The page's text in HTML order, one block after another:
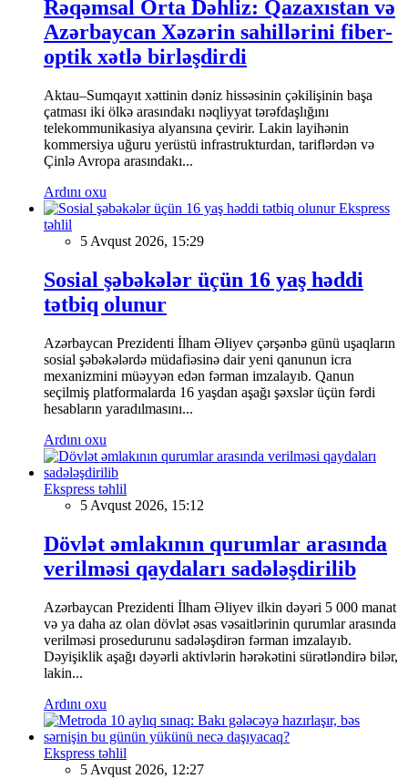
Rəqəmsal Orta Dəhliz: Qazaxıstan və
Azərbaycan Xəzərin sahillərini fiber-
optik xətlə birləşdirdi
Aktau–Sumqayıt xəttinin dəniz hissəsinin çəkilişinin başa
çatması iki ölkə arasındakı nəqliyyat tərəfdaşlığını
telekommunikasiya alyansına çevirir. Lakin layihənin
kommersiya uğuru yerüstü infrastrukturdan, tariflərdən və
Çinlə Avropa arasındakı...
Ardını oxu
Ekspress
təhlil
5 Avqust 2026, 15:29
Sosial şəbəkələr üçün 16 yaş həddi
tətbiq olunur
Azərbaycan Prezidenti İlham Əliyev çərşənbə günü uşaqların
sosial şəbəkələrdə müdafiəsinə dair yeni qanunun icra
mexanizmini müəyyən edən fərman imzalayıb. Qanun
seçilmiş platformalarda 16 yaşdan aşağı şəxslər üçün fərdi
hesabların yaradılmasını...
Ardını oxu
Ekspress təhlil
5 Avqust 2026, 15:12
Dövlət əmlakının qurumlar arasında
verilməsi qaydaları sadələşdirilib
Azərbaycan Prezidenti İlham Əliyev ilkin dəyəri 5 000 manat
və ya daha az olan dövlət əsas vəsaitlərinin qurumlar arasında
verilməsi prosedurunu sadələşdirən fərman imzalayıb.
Dəyişiklik aşağı dəyərli aktivlərin hərəkətini sürətləndirə bilər,
lakin...
Ardını oxu
Ekspress təhlil
5 Avqust 2026, 12:27